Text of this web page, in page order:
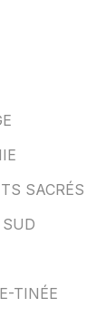
SACRÉS
TINÉE